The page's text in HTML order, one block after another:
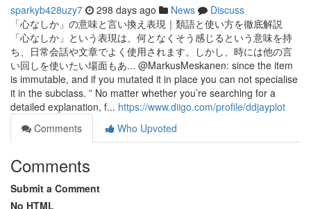
sparkyb428uzy7 298 days ago News
Discuss
「心なしか」の意味と言い換え表現｜類語と使い方を徹底解説
「心なしか」という表現は、何となくそう感じるという意味を持
ち、日常会話や文章でよく使用されます。しかし、時には他の言
い回しを使いたい場面もあ... @MarkusMeskanen: since the item
is immutable, and if you mutated it in place you can not specialise
it in the subclass. ” No matter whether you’re searching for a
detailed explanation, f... https://www.diigo.com/profile/ddjayplot
Comments
Who Upvoted
Comments
Submit a Comment
No HTML